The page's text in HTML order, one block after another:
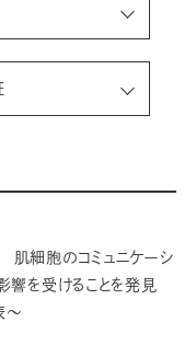
細胞のコミュニケーシ
響を受けることを発見
～